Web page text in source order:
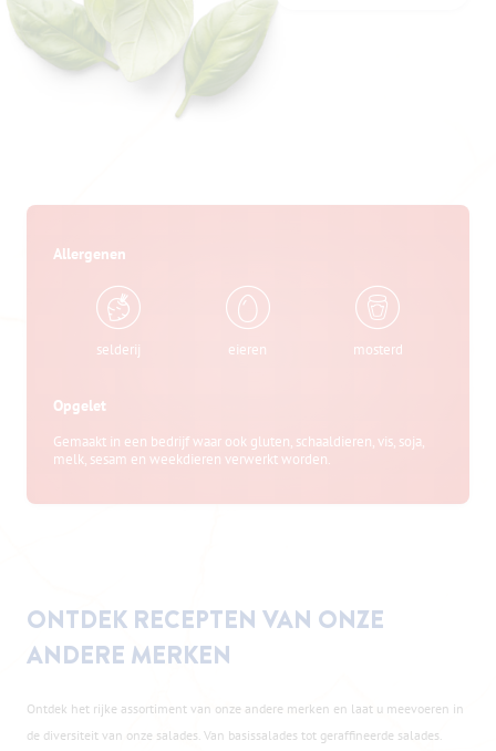
Allergenen
selderij eieren mosterd
Opgelet
Gemaakt in een bedrijf waar ook gluten, schaaldieren, vis, soja,
melk, sesam en weekdieren verwerkt worden.
ONTDEK RECEPTEN VAN ONZE
ANDERE MERKEN
Ontdek het rijke assortiment van onze andere merken en laat u meevoeren in
de diversiteit van onze salades. Van basissalades tot geraffineerde salades.